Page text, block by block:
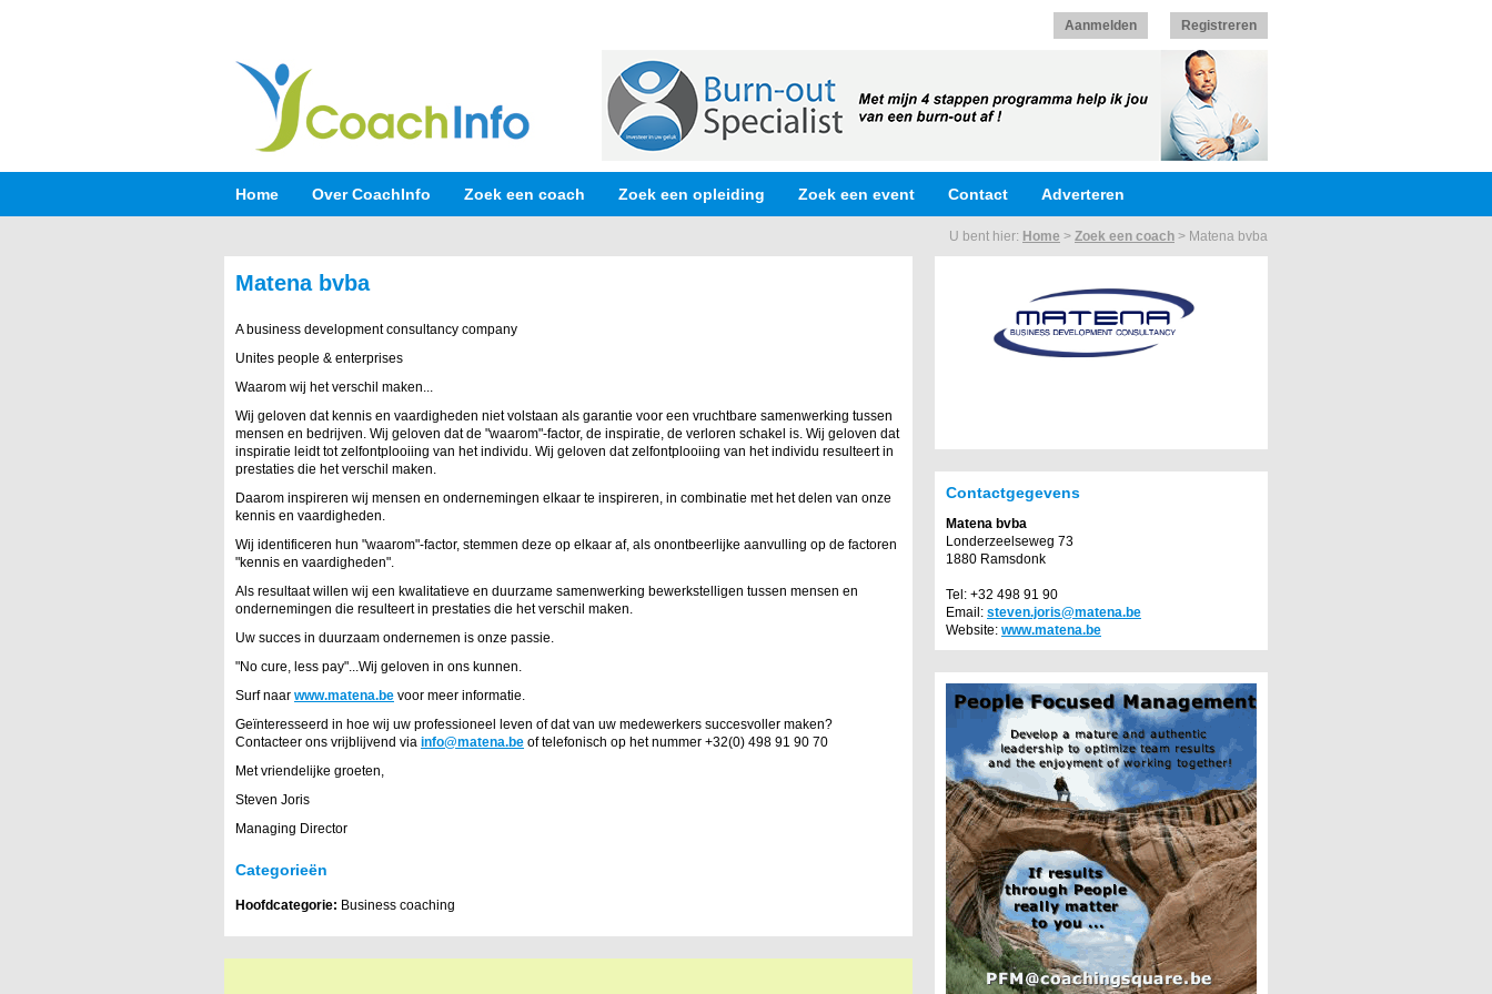
Aanmelden Registreren
Home Over CoachInfo Zoek een coach Zoek een opleiding Zoek een event Contact Adverteren
U bent hier: Home > Zoek een coach > Matena bvba
Matena bvba
A business development consultancy company
Unites people & enterprises
Waarom wij het verschil maken...
Wij geloven dat kennis en vaardigheden niet volstaan als garantie voor een vruchtbare samenwerking tussen
mensen en bedrijven. Wij geloven dat de "waarom"-factor, de inspiratie, de verloren schakel is. Wij geloven dat
inspiratie leidt tot zelfontplooiing van het individu. Wij geloven dat zelfontplooiing van het individu resulteert in
prestaties die het verschil maken.
Daarom inspireren wij mensen en ondernemingen elkaar te inspireren, in combinatie met het delen van onze
kennis en vaardigheden.
Wij identificeren hun "waarom"-factor, stemmen deze op elkaar af, als onontbeerlijke aanvulling op de factoren
"kennis en vaardigheden".
Als resultaat willen wij een kwalitatieve en duurzame samenwerking bewerkstelligen tussen mensen en
ondernemingen die resulteert in prestaties die het verschil maken.
Uw succes in duurzaam ondernemen is onze passie.
"No cure, less pay"...Wij geloven in ons kunnen.
Surf naar www.matena.be voor meer informatie.
Geïnteresseerd in hoe wij uw professioneel leven of dat van uw medewerkers succesvoller maken?
Contacteer ons vrijblijvend via info@matena.be of telefonisch op het nummer +32(0) 498 91 90 70
Met vriendelijke groeten,
Steven Joris
Managing Director
Categorieën
Hoofdcategorie: Business coaching
Contactgegevens
Matena bvba
Londerzeelseweg 73
1880 Ramsdonk
Tel: +32 498 91 90
Email: steven.joris@matena.be
Website: www.matena.be